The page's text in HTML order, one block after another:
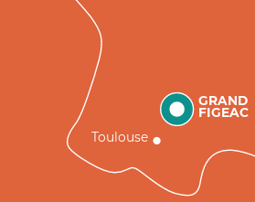
GRAND
FIGEAC
Toulouse